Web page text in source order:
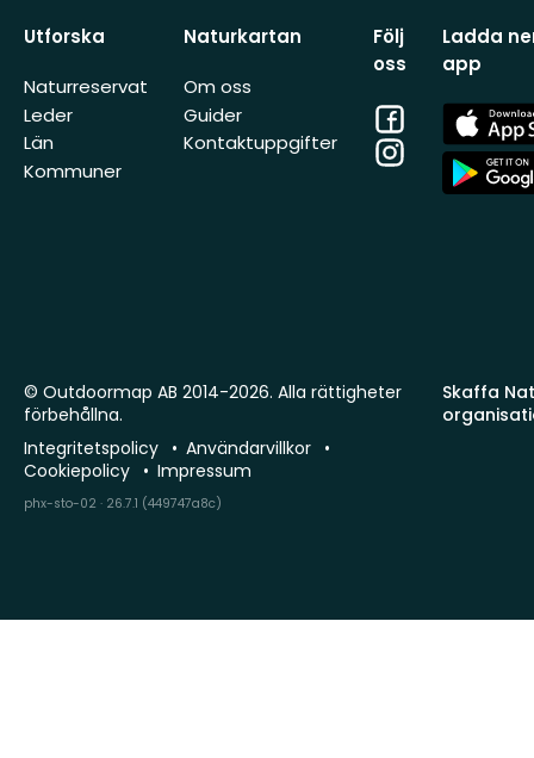
Utforska
Naturreservat
Leder
Län
Kommuner
Naturkartan
Om oss
Guider
Kontaktuppgifter
Följ
oss
Facebook
Instagram
Ladda
app
App
Store
App
Store
Skaffa
© Outdoormap AB 2014-2026. Alla rättigheter
förbehållna.
Integritetspolicy
Användarvillkor
Cookiepolicy
Impressum
phx-sto-02 · 26.7.1 (449747a8c)